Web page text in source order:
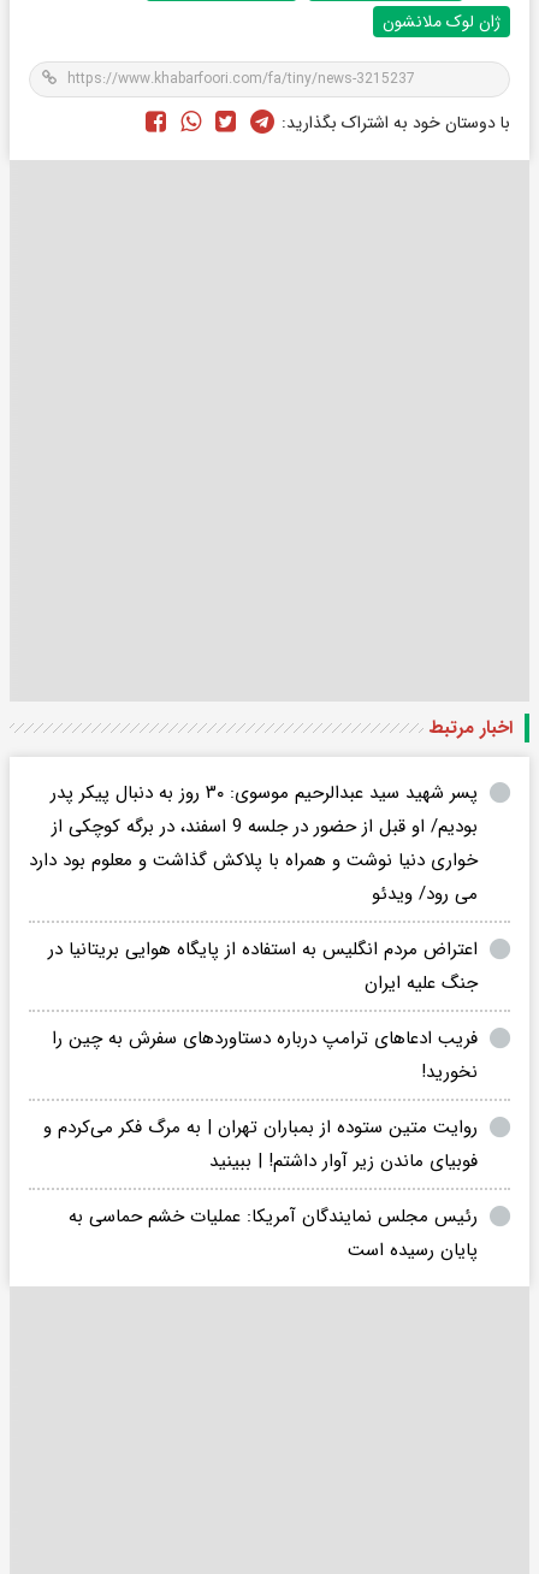
ژان لوک ملانشون
با دوستان خود به اشتراک بگذارید:
اخبار مرتبط
پسر شهید سید عبدالرحیم موسوی: ۳۰ روز به دنبال پیکر پدر
بودیم/ او قبل از حضور در جلسه 9 اسفند، در برگه کوچکی از
خواری دنیا نوشت و همراه با پلاکش گذاشت و معلوم بود دارد
می رود/ ویدئو
اعتراض مردم انگلیس به استفاده از پایگاه هوایی بریتانیا در
جنگ علیه ایران
فریب ادعاهای ‎ترامپ درباره دستاوردهای سفرش به ‎چین را
نخورید!
روایت متین ستوده از بمباران تهران | به مرگ فکر می‌کردم و
فوبیای ماندن زیر آوار داشتم! | ببینید
رئیس مجلس نمایندگان آمریکا: عملیات خشم حماسی به
پایان رسیده است